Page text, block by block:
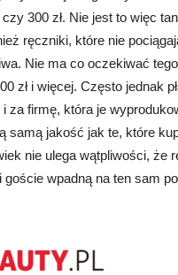
300 zł. Nie jest to więc
ręczniki, które nie
Nie ma co oczekiwać
zł i więcej. Często jednak
za firmę, która je
samą jakość jak te, które
nie ulega wątpliwości, że
goście wpadną na ten sam